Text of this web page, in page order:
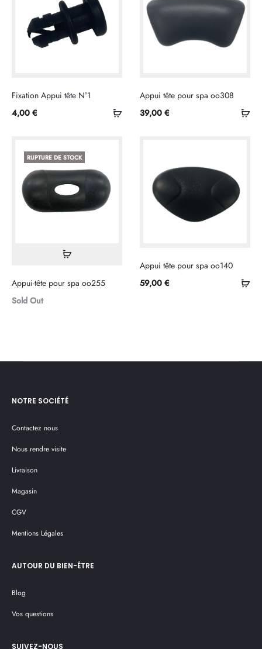
Ajouter
Fixation Appui tête N°1
4,00 €
Appui tête pour spa oo308
39,00 €
RUPTURE DE STOCK
Lire
suite
Appui-tête pour spa oo255
Sold Out
Appui tête pour spa oo140
59,00 €
NOTRE SOCIÉTÉ
Contactez nous
Nous rendre visite
Livraison
Magasin
CGV
Mentions Légales
AUTOUR DU BIEN-ÊTRE
Blog
Vos questions
SUIVEZ-NOUS